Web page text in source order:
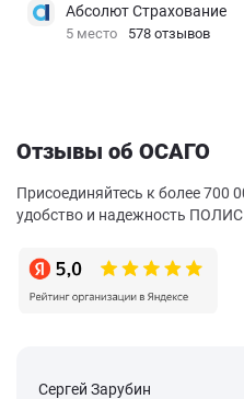
Абсолют Страхование
5 место 578 отзывов
Отзывы об ОСАГО
Присоединяйтесь к более 700
удобство и надежность ПОЛИС
Сергей Зарубин